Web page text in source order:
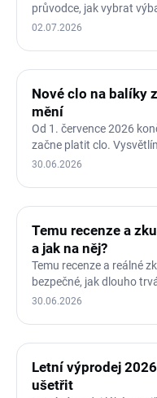
průvodce, jak vybrat
02.07.2026
Nové clo na balíky
mění
Od 1. července 2026
začne platit clo.
30.06.2026
Temu recenze a
a jak na něj?
Temu recenze a reálné
bezpečné, jak dlouho
zboží a…
30.06.2026
Letní výprodej
ušetřit